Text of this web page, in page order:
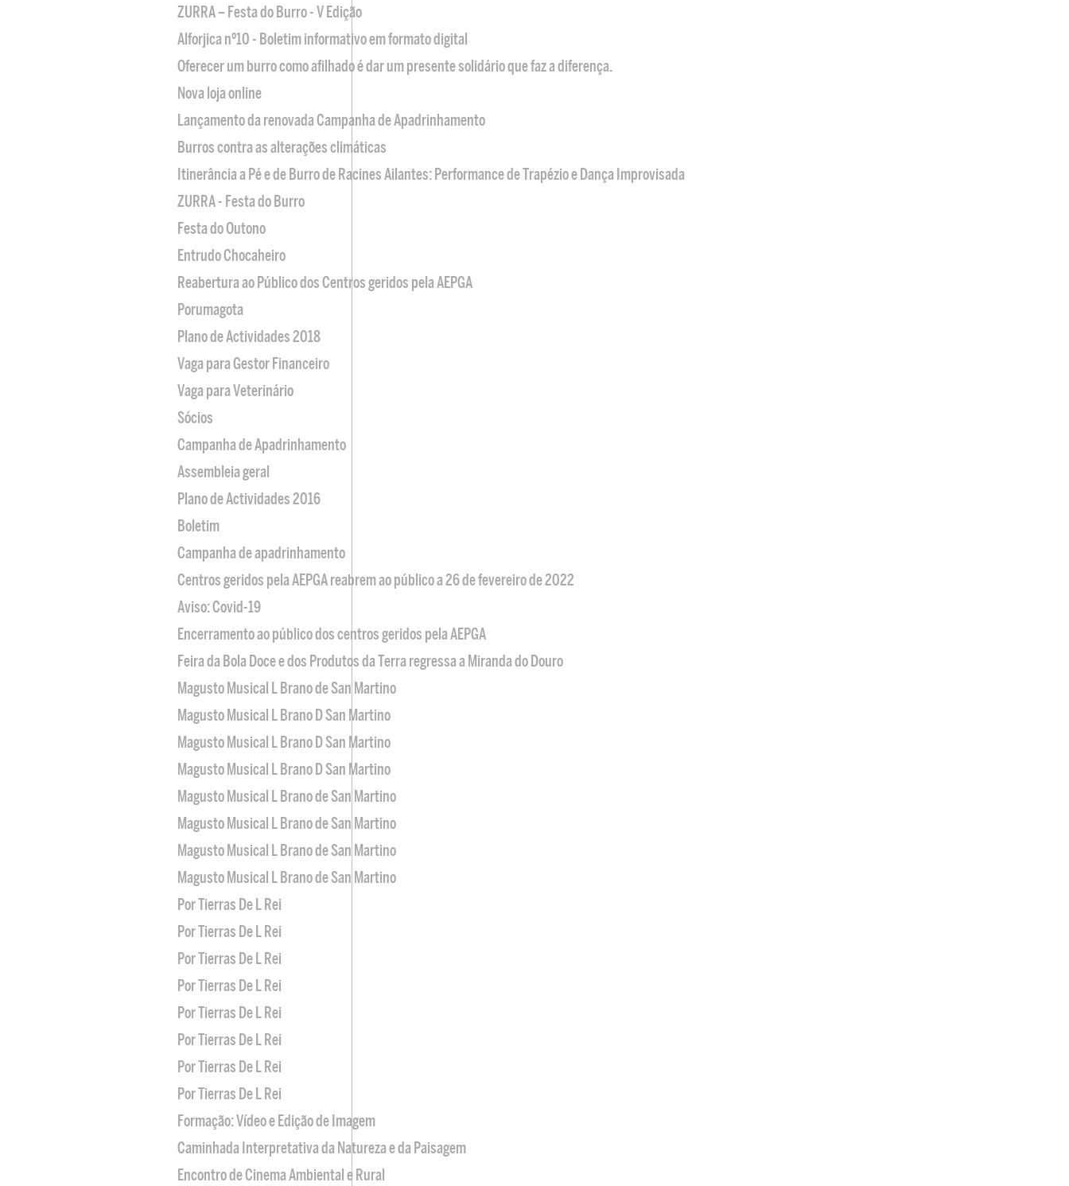
ZURRA – Festa do Burro - V Edição
Alforjica nº10 - Boletim informativo em formato digital
Oferecer um burro como afilhado é dar um presente solidário que faz a diferença.
Nova loja online
Lançamento da renovada Campanha de Apadrinhamento
Burros contra as alterações climáticas
Itinerância a Pé e de Burro de Racines Ailantes: Performance de Trapézio e Dança Improvisada
ZURRA - Festa do Burro
Festa do Outono
Entrudo Chocaheiro
Reabertura ao Público dos Centros geridos pela AEPGA
Porumagota
Plano de Actividades 2018
Vaga para Gestor Financeiro
Vaga para Veterinário
Sócios
Campanha de Apadrinhamento
Assembleia geral
Plano de Actividades 2016
Boletim
Campanha de apadrinhamento
Centros geridos pela AEPGA reabrem ao público a 26 de fevereiro de 2022
Aviso: Covid-19
Encerramento ao público dos centros geridos pela AEPGA
Feira da Bola Doce e dos Produtos da Terra regressa a Miranda do Douro
Magusto Musical L Brano de San Martino
Magusto Musical L Brano D San Martino
Magusto Musical L Brano D San Martino
Magusto Musical L Brano D San Martino
Magusto Musical L Brano de San Martino
Magusto Musical L Brano de San Martino
Magusto Musical L Brano de San Martino
Magusto Musical L Brano de San Martino
Por Tierras De L Rei
Por Tierras De L Rei
Por Tierras De L Rei
Por Tierras De L Rei
Por Tierras De L Rei
Por Tierras De L Rei
Por Tierras De L Rei
Por Tierras De L Rei
Formação: Vídeo e Edição de Imagem
Caminhada Interpretativa da Natureza e da Paisagem
Encontro de Cinema Ambiental e Rural